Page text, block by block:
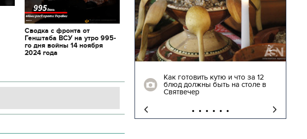
Сводка с фронта от
Генштаба ВСУ на утро 995-
го дня войны 14 ноября
2024 года
декорации к фильму
Как готовить кутю и что за 12
блюд должны быть на столе в
Святвечер